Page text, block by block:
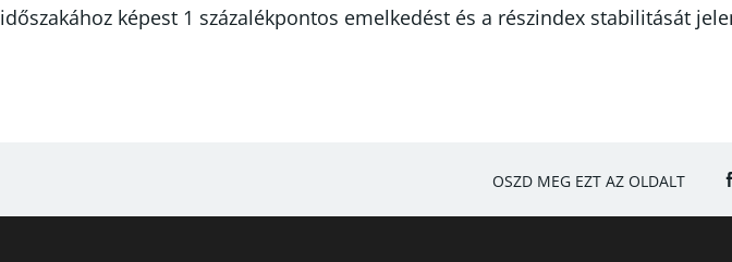
időszakához képest 1 százalékpontos emelkedést és a részindex stabilitását
OSZD MEG EZT AZ OLDALT